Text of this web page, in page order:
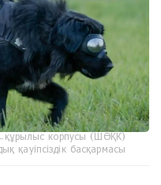
корпусы (ШӨҚК)
қауіпсіздік басқармасы